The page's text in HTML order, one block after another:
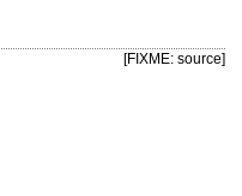
[FIXME: source]